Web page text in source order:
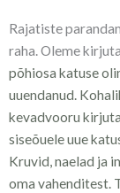
Rajatiste
raha. Oleme
põhiosa katuse
uuendanud.
kevadvooru
siseõueleuue
Kruvid, naelad ja
oma vahenditest.